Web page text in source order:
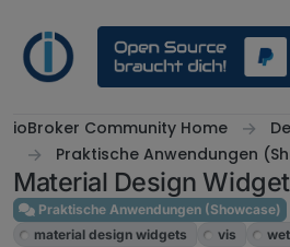
ioBroker Community Home
Praktische Anwendungen
Material Design
Praktische Anwendungen (Showcase)
material design widgets
vis